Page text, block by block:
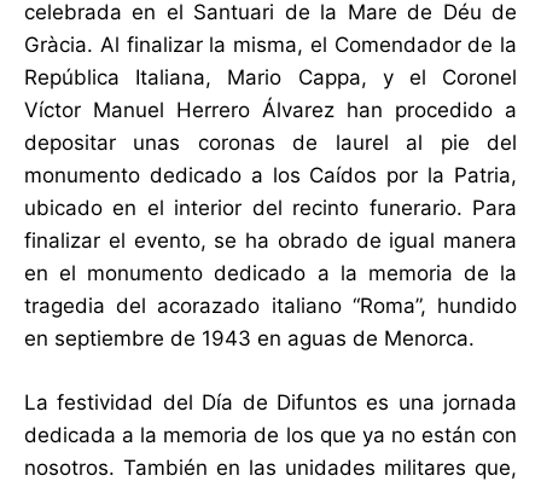
celebrada en el Santuari de la Mare de Déu de
Gràcia. Al finalizar la misma, el Comendador de la
República Italiana, Mario Cappa, y el Coronel
Víctor Manuel Herrero Álvarez han procedido a
depositar unas coronas de laurel al pie del
monumento dedicado a los Caídos por la Patria,
ubicado en el interior del recinto funerario. Para
finalizar el evento, se ha obrado de igual manera
en el monumento dedicado a la memoria de la
tragedia del acorazado italiano “Roma”, hundido
en septiembre de 1943 en aguas de Menorca.
La festividad del Día de Difuntos es una jornada
dedicada a la memoria de los que ya no están con
nosotros. También en las unidades militares que,